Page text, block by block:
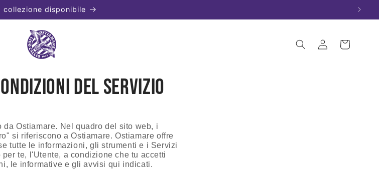
gratuita sopra i €50
Accedi Carrello
del servizio
da Ostiamare. Nel quadro del sito web, i
si riferiscono a Ostiamare. Ostiamare offre
tutte le informazioni, gli strumenti e i Servizi
te, l'Utente, a condizione che tu accetti
le informative e gli avvisi qui indicati.